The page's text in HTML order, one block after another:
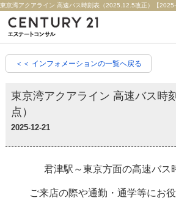
＜＜ インフォメーションの一覧へ戻る
東京湾アクアライン 高速バス時
点）
2025-12-21
君津駅～東京方面の高速バス
ご来店の際や通勤・通学等にお